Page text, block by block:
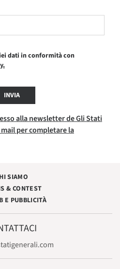
dati in conformità con
INVIA
alla newsletter de Gli Stati
per completare la
SIAMO
& CONTEST
E PUBBLICITÀ